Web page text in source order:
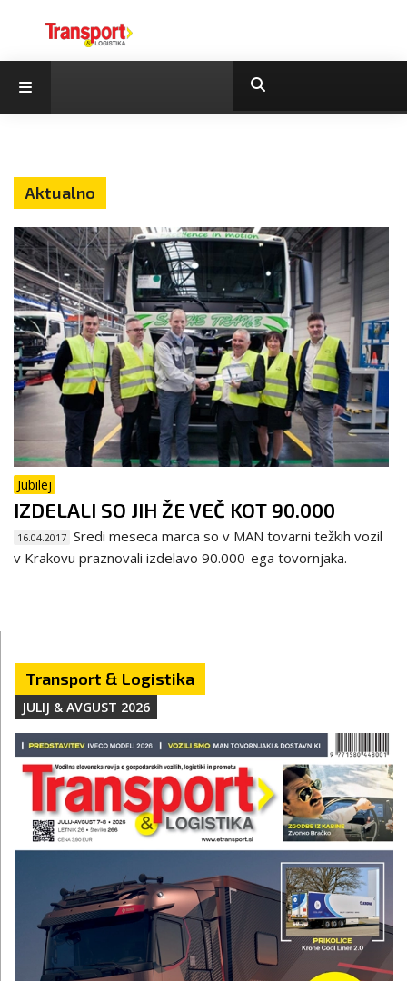
Aktualno
Jubilej
IZDELALI SO JIH ŽE VEČ KOT 90.000
16.04.2017 Sredi meseca marca so v MAN tovarni težkih vozil
v Krakovu praznovali izdelavo 90.000-ega tovornjaka.
Transport & Logistika
JULIJ & AVGUST 2026